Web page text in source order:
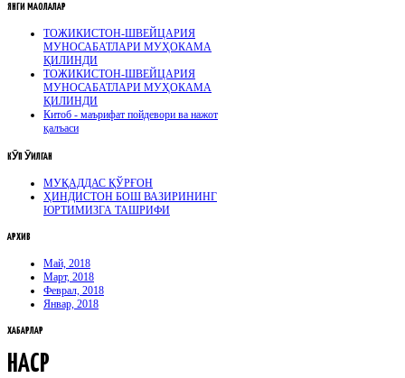
ЯНГИ МАҚОЛАЛАР
ТОЖИКИСТОН-ШВЕЙЦАРИЯ
МУНОСАБАТЛАРИ МУҲОКАМА
ҚИЛИНДИ
ТОЖИКИСТОН-ШВЕЙЦАРИЯ
МУНОСАБАТЛАРИ МУҲОКАМА
ҚИЛИНДИ
Китоб - маърифат пойдевори ва нажот
қалъаси
КӮП ӮҚИЛГАН
МУҚАДДАС ҚЎРҒОН
ҲИНДИСТОН БОШ ВАЗИРИНИНГ
ЮРТИМИЗГА ТАШРИФИ
АРХИВ
Май, 2018
Март, 2018
Феврал, 2018
Январ, 2018
ХАБАРЛАР
НАСР